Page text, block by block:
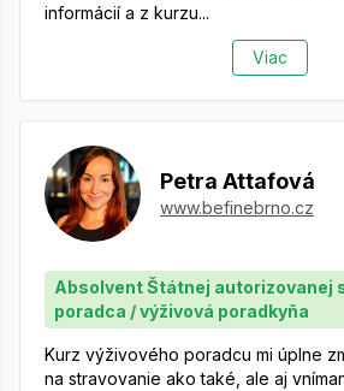
informácií a z kurzu...
Viac
Petra Attafová
www.befinebrno.cz
Absolvent Štátnej autorizovanej
poradca / výživová poradkyňa
Kurz výživového poradcu mi úplne
na stravovanie ako také, ale aj